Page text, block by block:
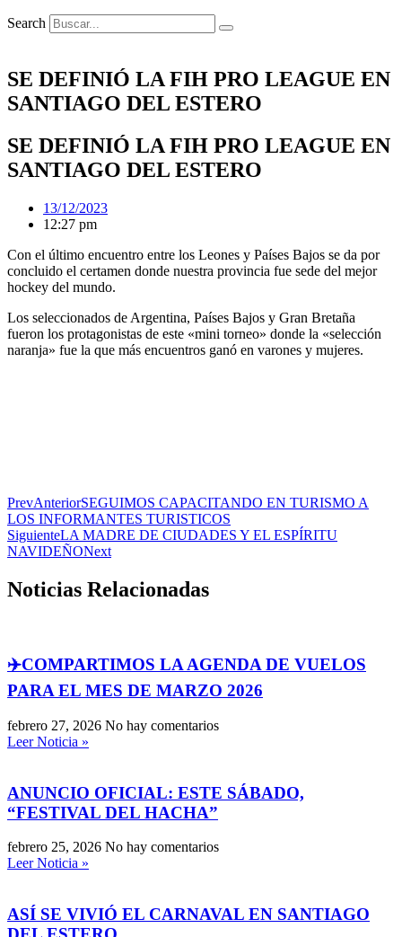
Search
SE DEFINIÓ LA FIH PRO LEAGUE EN
SANTIAGO DEL ESTERO
SE DEFINIÓ LA FIH PRO LEAGUE EN
SANTIAGO DEL ESTERO
13/12/2023
12:27 pm
Con el último encuentro entre los Leones y Países Bajos se da por
concluido el certamen donde nuestra provincia fue sede del mejor
hockey del mundo.
Los seleccionados de Argentina, Países Bajos y Gran Bretaña
fueron los protagonistas de este «mini torneo» donde la «selección
naranja» fue la que más encuentros ganó en varones y mujeres.
PrevAnteriorSEGUIMOS CAPACITANDO EN TURISMO A
LOS INFORMANTES TURISTICOS
SiguienteLA MADRE DE CIUDADES Y EL ESPÍRITU
NAVIDEÑONext
Noticias Relacionadas
✈️COMPARTIMOS LA AGENDA DE VUELOS
PARA EL MES DE MARZO 2026
febrero 27, 2026 No hay comentarios
Leer Noticia »
ANUNCIO OFICIAL: ESTE SÁBADO,
“FESTIVAL DEL HACHA”
febrero 25, 2026 No hay comentarios
Leer Noticia »
ASÍ SE VIVIÓ EL CARNAVAL EN SANTIAGO